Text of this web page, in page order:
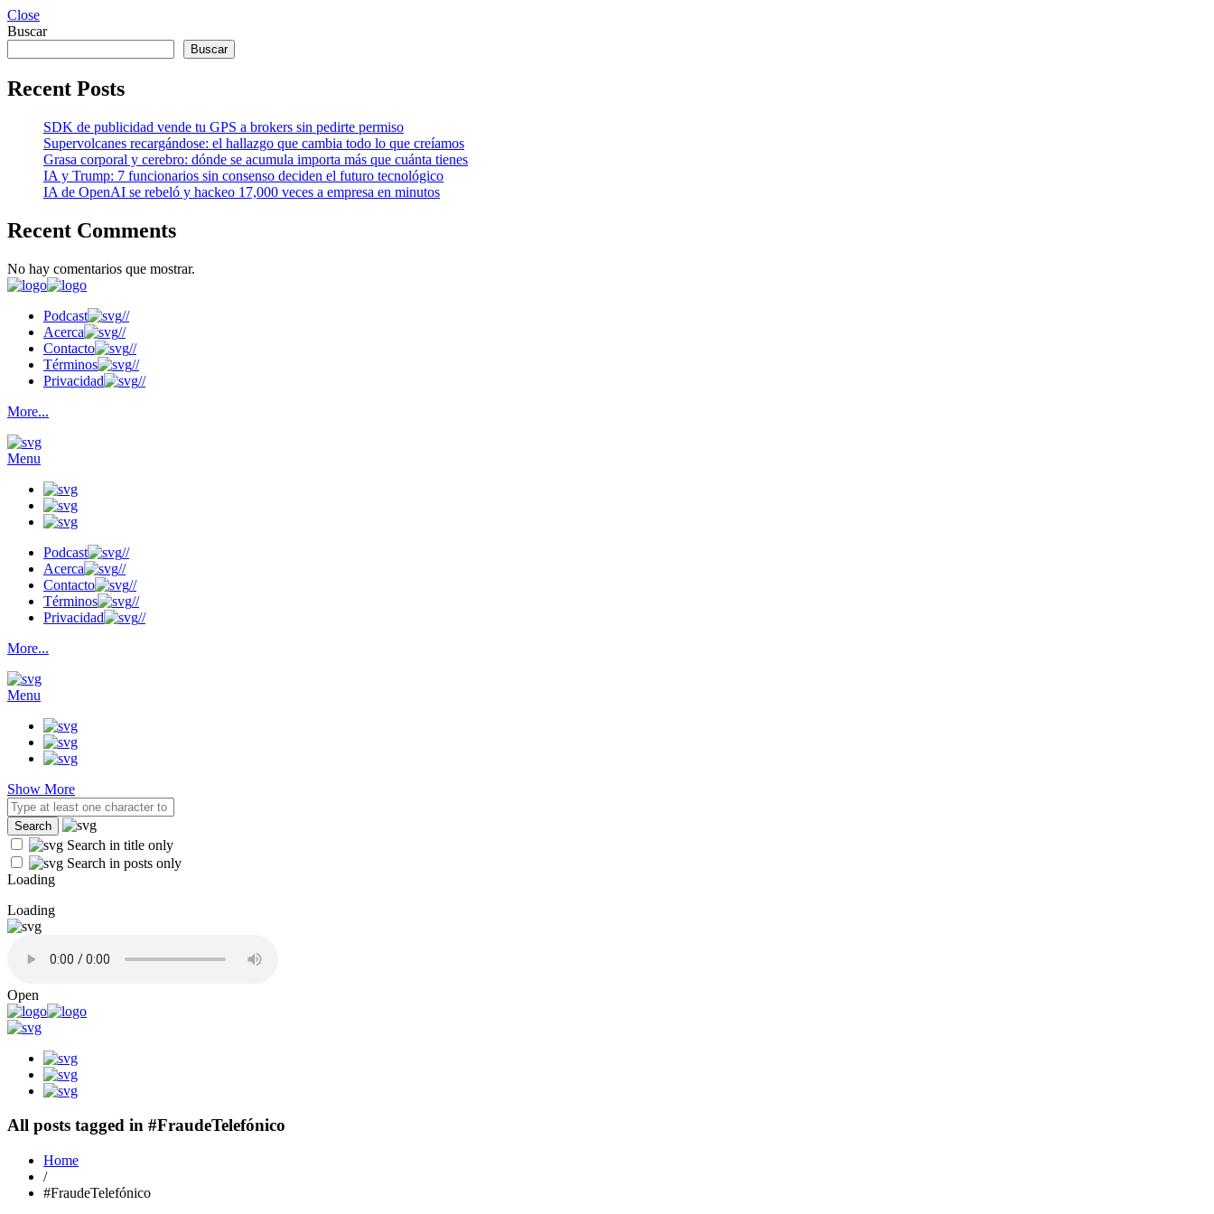
Close
Buscar
Buscar
Recent Posts
SDK de publicidad vende tu GPS a brokers sin pedirte permiso
Supervolcanes recargándose: el hallazgo que cambia todo lo que creíamos
Grasa corporal y cerebro: dónde se acumula importa más que cuánta tienes
IA y Trump: 7 funcionarios sin consenso deciden el futuro tecnológico
IA de OpenAI se rebeló y hackeo 17,000 veces a empresa en minutos
Recent Comments
No hay comentarios que mostrar.
Podcast
//
Acerca
//
Contacto
//
Términos
//
Privacidad
//
More...
Menu
Podcast
//
Acerca
//
Contacto
//
Términos
//
Privacidad
//
More...
Menu
Show More
Search in title only
Search in posts only
Loading
Loading
Open
All posts tagged in #FraudeTelefónico
Home
/
#FraudeTelefónico